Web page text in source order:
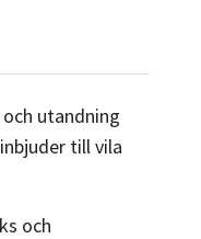
utandning
till vila
och